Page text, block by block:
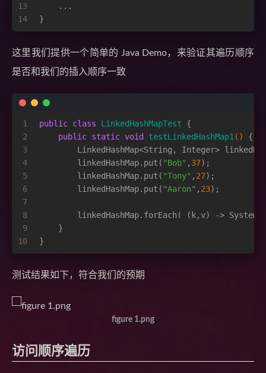
13
14
    ...
}
这里我们提供一个简单的 Java Demo，来验证其遍历顺序
是否和我们的插入顺序一致
1
2
3
4
5
6
7
8
9
10
public class LinkedHashMapTest {
public static void testLinkedHashMap1 ()
{
LinkedHashMap<String, Integer>
        linkedHashMap.put(
"Bob" , 37);
        linkedHashMap.put(
"Tony" , 27);
        linkedHashMap.put(
"Aaron" , 23);
linkedHashMap.forEach( (k,v) ->
    }
}
测试结果如下，符合我们的预期
figure 1.png
访问顺序遍历